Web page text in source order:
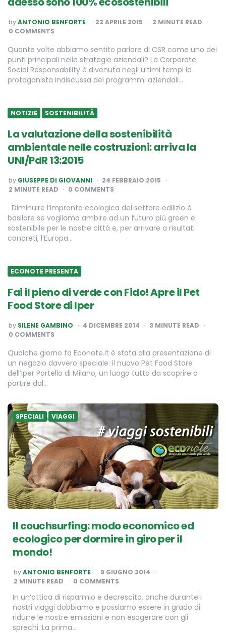
POSTED
BY
byANTONIO BENFORTE 22 APRILE 2015 2 MINUTE READ
0 COMMENTS
Quante volte abbiamo sentito parlare di CSR come uno dei
punti principali nelle strategie aziendali? La Corporate
Social Responsability è divenuta negli ultimi tempi la
protagonista indiscussa dei programmi aziendali…
NOTIZIE SOSTENIBILITÀ
La valutazione della sostenibilità
ambientale nelle costruzioni: arriva la
UNI/PdR 13:2015
POSTED
BY
by GIUSEPPE DI GIOVANNI
24 FEBBRAIO 2015
2 MINUTE READ 0 COMMENTS
Diminuire l’impronta ecologica del settore edilizio è
basilare se vogliamo ambire ad un futuro più green e
sostenibile per le nostre città e, per arrivare a risultati
concreti, l’Europa…
ECONOTE PRESENTA
Fai il pieno di verde con Fido! Apre il Pet
Food Store di Iper
POSTED
BY
by SILENE GAMBINO 4 DICEMBRE 2014 3 MINUTE READ
0 COMMENTS
Qualche giorno fa Econote.it è stata alla presentazione di
un negozio davvero speciale: il nuovo Pet Food Store
dell’Iper Portello di Milano, un luogo tutto da scoprire a
partire dal…
SPECIALI VIAGGI
Il couchsurfing: modo economico ed
ecologico per dormire in giro per il
mondo!
POSTED
BY
byANTONIO BENFORTE
9 GIUGNO 2014
2 MINUTE READ 0 COMMENTS
In un’ottica di risparmio e decrescita, anche durante i
nostri viaggi dobbiamo e possiamo essere in grado di
ridurre le nostre emissioni e non esagerare con gli
sprechi. La prima…